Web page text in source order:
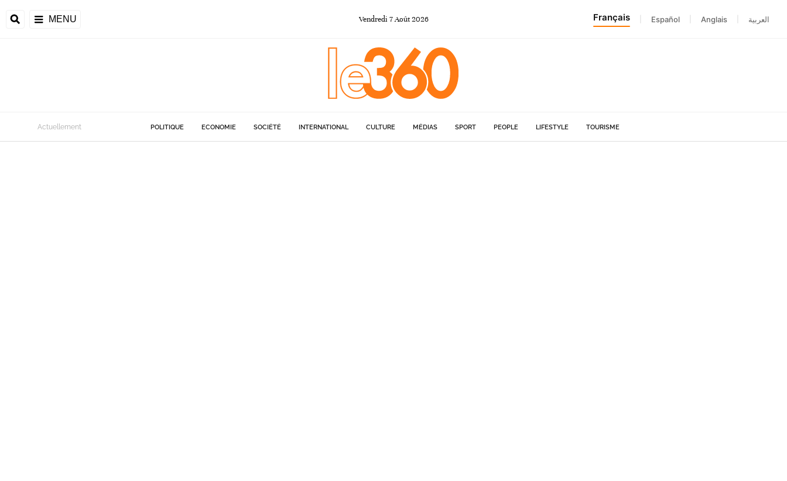
MENU Vendredi 7Août 2026 Français Español Anglais العربية
Actuellement POLITIQUE ECONOMIE SOCIÉTÉ INTERNATIONAL CULTURE MÉDIAS SPORT PEOPLE LIFESTYLE TOURISME